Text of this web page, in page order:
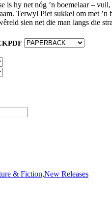
is hy net nóg ’n boemelaar –
Terwyl Piet sukkel om met
sien net die man langs die
PDF
& Fiction,New Releases